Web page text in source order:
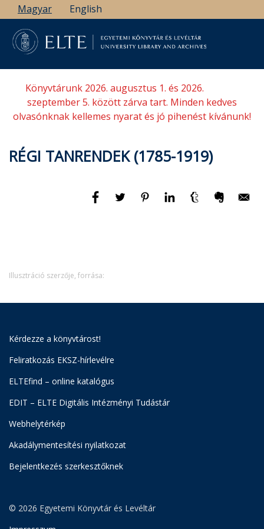
Ugrás
a
tartalomra
Magyar English
Könyvtárunk 2026. augusztus 1. és 2026.
szeptember 5. között zárva tart. Minden kedves
olvasónknak kellemes nyarat és jó pihenést kívánunk!
RÉGI TANRENDEK (1785-1919)
Illusztráció szerzője, forrása:
Kérdezze a könyvtárost!
Feliratkozás EKSZ-hírlevélre
ELTEfind – online katalógus
EDIT – ELTE Digitális Intézményi Tudástár
Webhelytérkép
Akadálymentesítési nyilatkozat
Bejelentkezés szerkesztőknek
© 2026 Egyetemi Könyvtár és Levéltár